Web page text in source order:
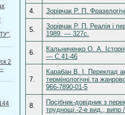
2
4.
Зорівчак Р. П.
5.
Зорівчак Р. П. Реалія і
1989. — 327с.
6.
Кальниченко О. А.
— С.41-46
7.
Карабан В. І. Переклад
термінологічні та
966-7890-01-5
8.
Посібник-довідник з
труднощі.-2-е вид.,